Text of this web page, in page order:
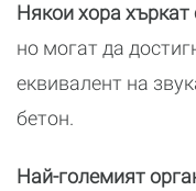
Някои хора хъркат
но могат да
еквивалент на
бетон.
Най-големият